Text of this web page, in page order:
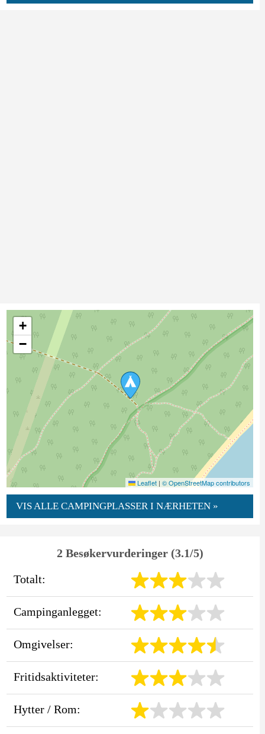
+
−
Leaflet | © OpenStreetMap contributors
VIS ALLE CAMPINGPLASSER I NÆRHETEN »
2 Besøkervurderinger (3.1/5)
Totalt:
Campinganlegget:
Omgivelser:
Fritidsaktiviteter:
Hytter / Rom: